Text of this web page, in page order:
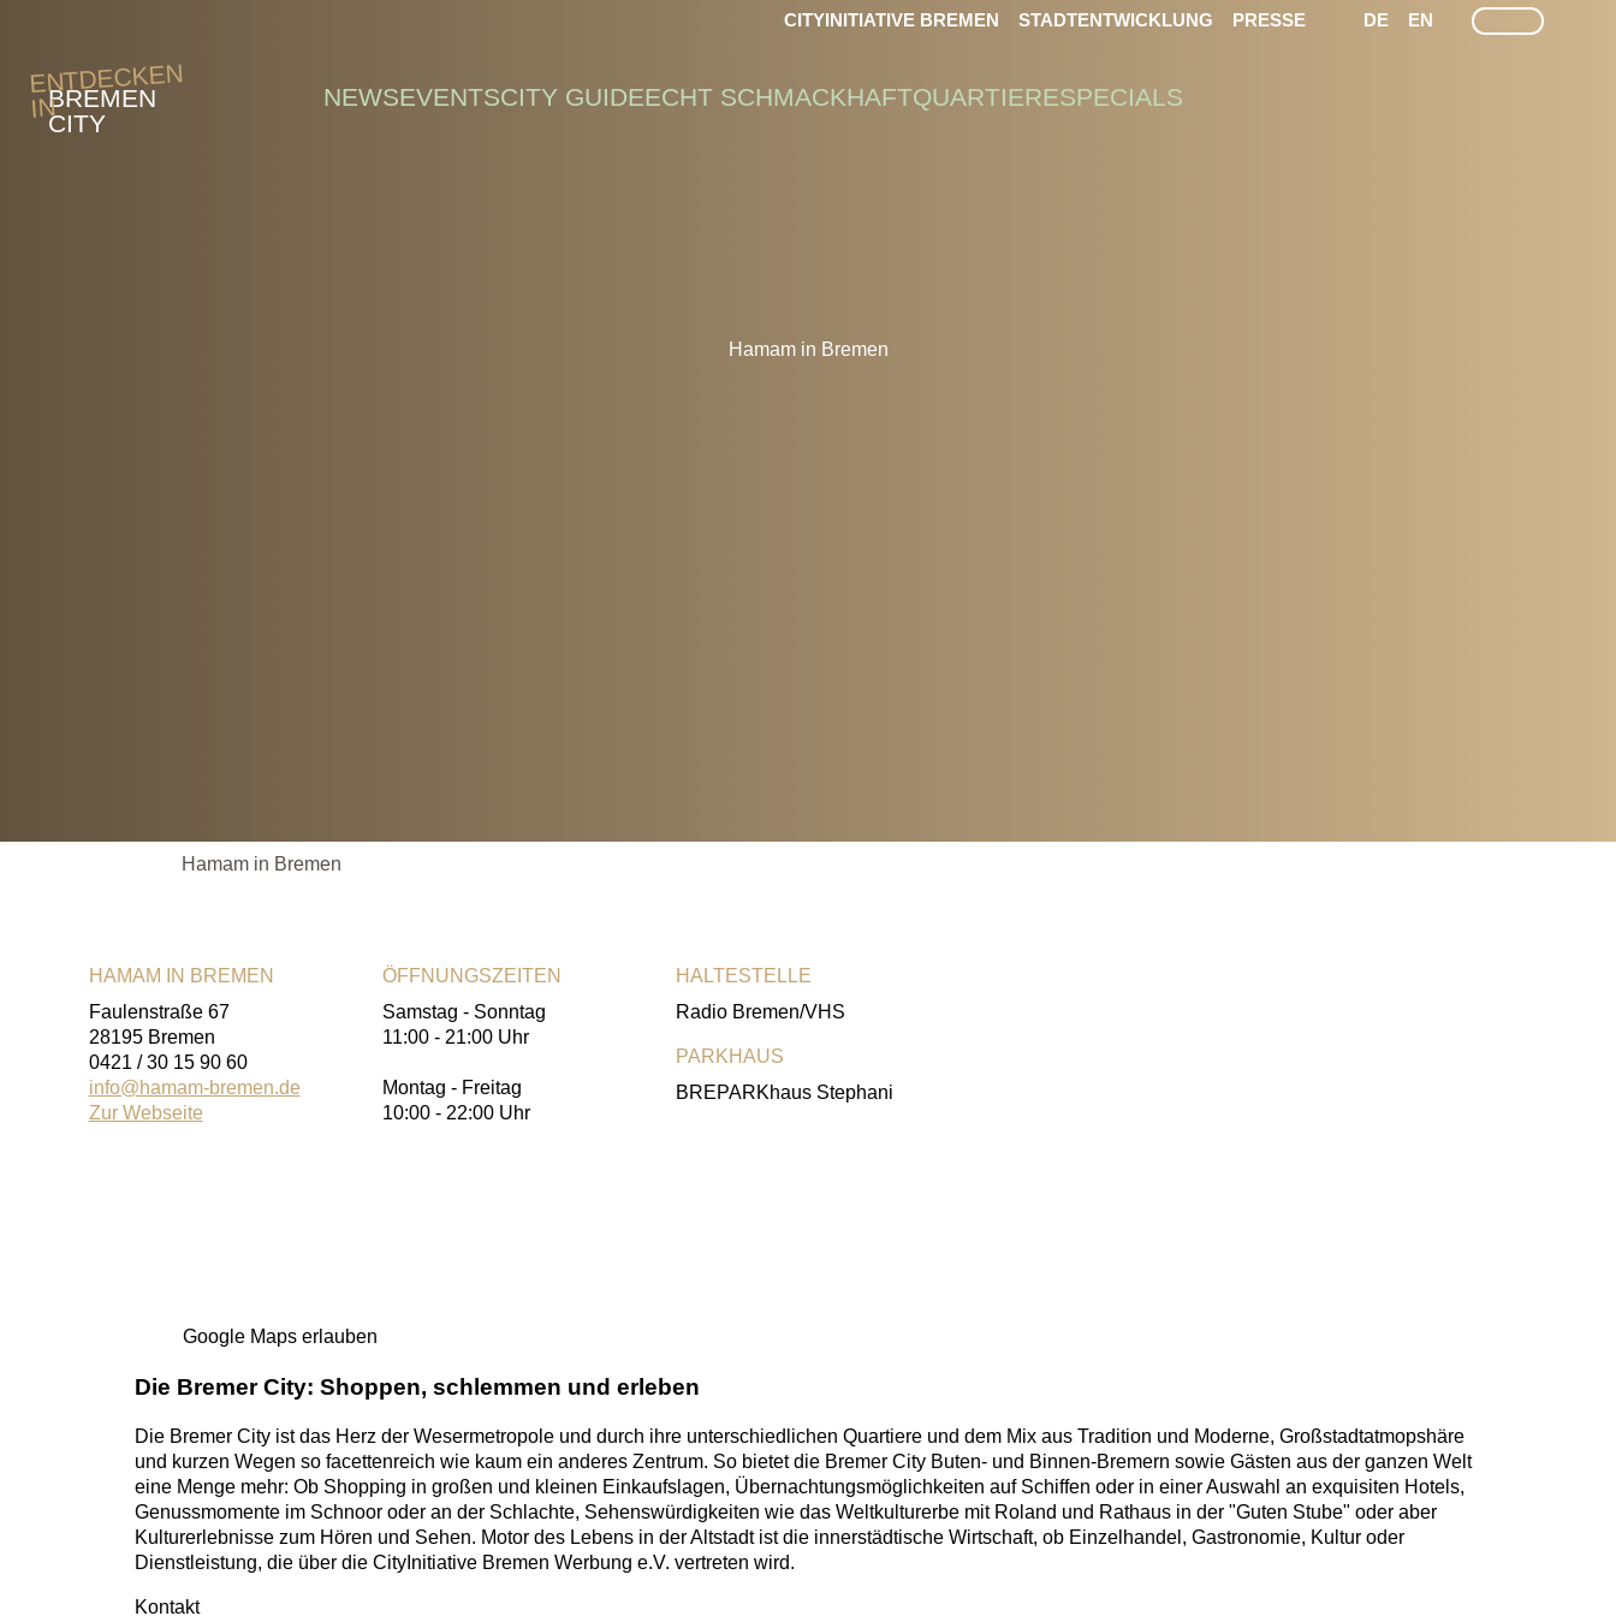
CITYINITIATIVE BREMEN STADTENTWICKLUNG PRESSE LEICHTE SPRACHE
GEÄRDEN SPRACHEN
DE EN SUCHE
Hamam in Bremen
ENTDECKEN
INBREMEN
CITY
NEWSEVENTSCITY GUIDEECHT SCHMACKHAFTQUARTIERESPECIALS
Hamam in Bremen
HAMAM IN BREMEN
Faulenstraße 67
28195 Bremen
0421 / 30 15 90 60
info@hamam-bremen.de
Zur Webseite
ÖFFNUNGSZEITEN
Samstag - Sonntag
11:00 - 21:00 Uhr
Montag - Freitag
10:00 - 22:00 Uhr
HALTESTELLE
Radio Bremen/VHS
PARKHAUS
BREPARKhaus Stephani
Google Maps erlauben
Die Bremer City: Shoppen, schlemmen und erleben
Die Bremer City ist das Herz der Wesermetropole und durch ihre unterschiedlichen Quartiere und dem Mix aus Tradition und Moderne, Großstadtatmopshäre
und kurzen Wegen so facettenreich wie kaum ein anderes Zentrum. So bietet die Bremer City Buten- und Binnen-Bremern sowie Gästen aus der ganzen Welt
eine Menge mehr: Ob Shopping in großen und kleinen Einkaufslagen, Übernachtungsmöglichkeiten auf Schiffen oder in einer Auswahl an exquisiten Hotels,
Genussmomente im Schnoor oder an der Schlachte, Sehenswürdigkeiten wie das Weltkulturerbe mit Roland und Rathaus in der "Guten Stube" oder aber
Kulturerlebnisse zum Hören und Sehen. Motor des Lebens in der Altstadt ist die innerstädtische Wirtschaft, ob Einzelhandel, Gastronomie, Kultur oder
Dienstleistung, die über die CityInitiative Bremen Werbung e.V. vertreten wird.
Kontakt